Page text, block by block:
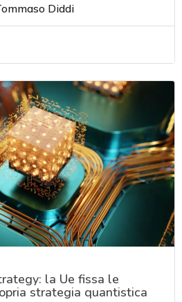
Diddi
la Ue fissa le
strategia quantistica